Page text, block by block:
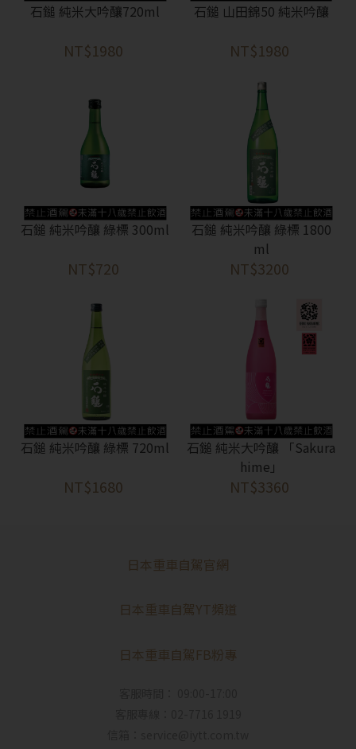
石鎚 純米大吟釀720ml
NT$1980
石鎚 山田錦50 純米吟釀
NT$1980
石鎚 純米吟釀 綠標 300ml
NT$720
石鎚 純米吟釀 綠標 1800
ml
NT$3200
石鎚 純米吟釀 綠標 720ml
NT$1680
石鎚 純米大吟釀 「Sakura
hime」
NT$3360
日本重車自駕官網
日本重車自駕YT頻道
日本重車自駕FB粉專